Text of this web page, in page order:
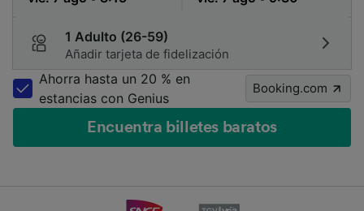
1 Adulto (26-59)
Añadir tarjeta de fidelización
Ahorra hasta un 20 % en
estancias con Genius
Booking.com
Encuentra billetes baratos